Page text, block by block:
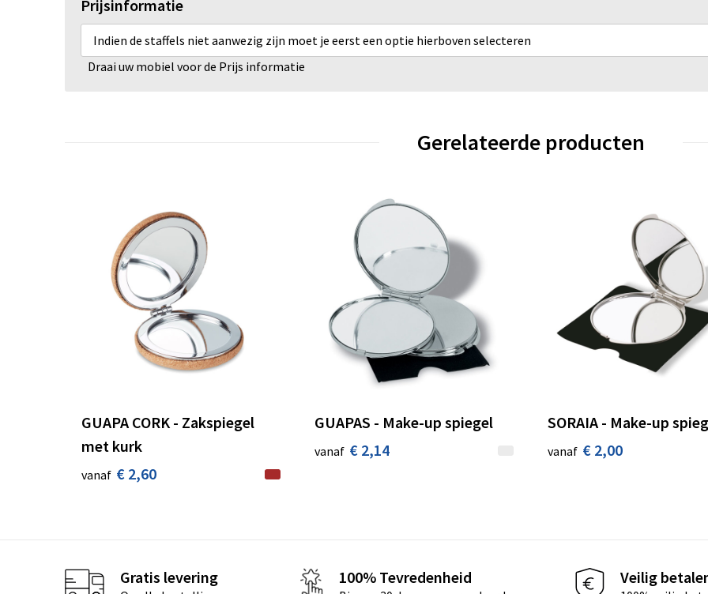
Prijsinformatie
Indien de staffels niet aanwezig zijn moet je eerst een optie hierboven selecteren
Draai uw mobiel voor de Prijs informatie
Gerelateerde producten
GUAPA CORK - Zakspiegel
met kurk
vanaf € 2,60
GUAPAS - Make-up spiegel
vanaf € 2,14
SORAIA - Make-up
vanaf € 2,00
Gratis levering 100% Tevredenheid Veilig